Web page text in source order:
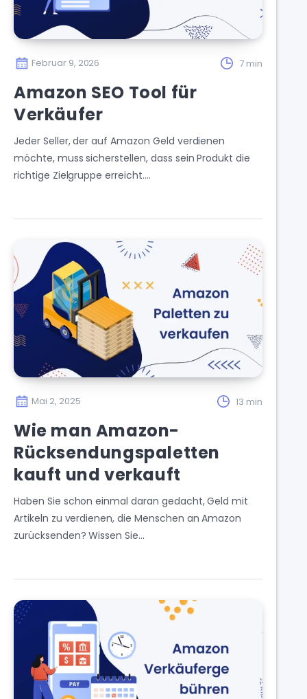
Februar 9, 2026 7 min
Amazon SEO Tool für
Verkäufer
Jeder Seller, der auf Amazon Geld verdienen
möchte, muss sicherstellen, dass sein Produkt die
richtige Zielgruppe erreicht….
Mai 2, 2025 13 min
Wie man Amazon-
Rücksendungspaletten
kauft und verkauft
Haben Sie schon einmal daran gedacht, Geld mit
Artikeln zu verdienen, die Menschen an Amazon
zurücksenden? Wissen Sie…